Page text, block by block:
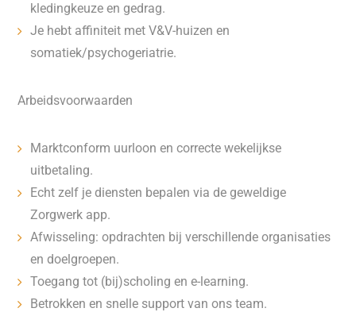
kledingkeuze en gedrag.
Je hebt affiniteit met V&V-huizen en
somatiek/psychogeriatrie.
Arbeidsvoorwaarden
Marktconform uurloon en correcte wekelijkse
uitbetaling.
Echt zelf je diensten bepalen via de geweldige
Zorgwerk app.
Afwisseling: opdrachten bij verschillende organisaties
en doelgroepen.
Toegang tot (bij)scholing en e-learning.
Betrokken en snelle support van ons team.